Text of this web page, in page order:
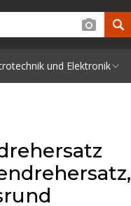
und Elektronik